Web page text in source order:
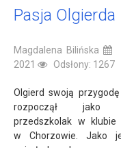
Pasja Olgierda
Magdalena Bilińska
2021
Odsłony: 1267
Olgierd swoją przygodę
rozpoczął jako
przedszkolak w klubie
w Chorzowie. Jako